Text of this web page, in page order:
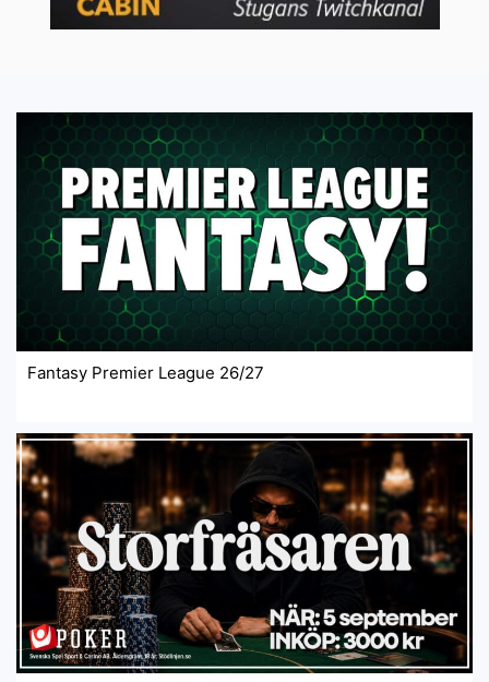
Fantasy Premier League 26/27